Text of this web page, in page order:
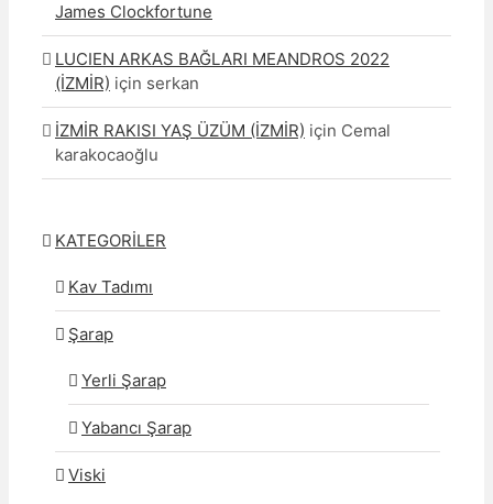
James Clockfortune
LUCIEN ARKAS BAĞLARI MEANDROS 2022
(İZMİR) için serkan
İZMİR RAKISI YAŞ ÜZÜM (İZMİR) için Cemal
karakocaoğlu
KATEGORİLER
Kav Tadımı
Şarap
Yerli Şarap
Yabancı Şarap
Viski